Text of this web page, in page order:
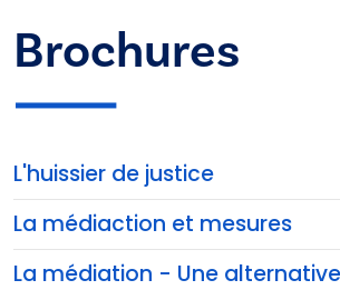
Brochures
L'huissier de justice
La médiaction et mesures
La médiation - Une